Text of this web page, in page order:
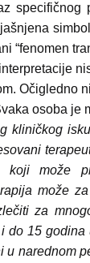
specifičnog
“fenomen
Očigledno
osoba je
kliničkog
koji može
može
za
do 15
u narednom